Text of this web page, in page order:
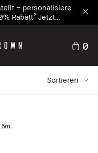
– personalisiere
Rabatt² Jetzt
0
Sortieren